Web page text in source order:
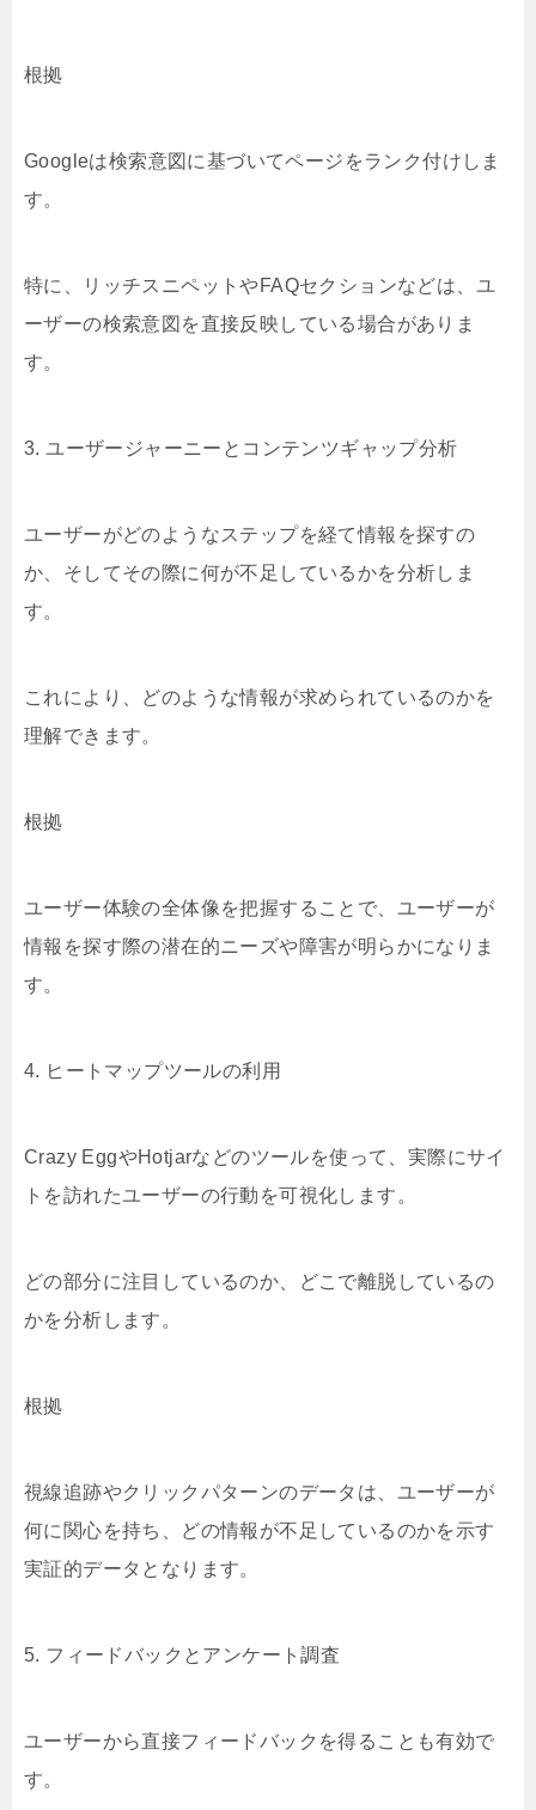
根拠
Googleは検索意図に基づいてページをランク付けしま
す。
特に、リッチスニペットやFAQセクションなどは、ユ
ーザーの検索意図を直接反映している場合がありま
す。
3. ユーザージャーニーとコンテンツギャップ分析
ユーザーがどのようなステップを経て情報を探すの
か、そしてその際に何が不足しているかを分析しま
す。
これにより、どのような情報が求められているのかを
理解できます。
根拠
ユーザー体験の全体像を把握することで、ユーザーが
情報を探す際の潜在的ニーズや障害が明らかになりま
す。
4. ヒートマップツールの利用
Crazy EggやHotjarなどのツールを使って、実際にサイ
トを訪れたユーザーの行動を可視化します。
どの部分に注目しているのか、どこで離脱しているの
かを分析します。
根拠
視線追跡やクリックパターンのデータは、ユーザーが
何に関心を持ち、どの情報が不足しているのかを示す
実証的データとなります。
5. フィードバックとアンケート調査
ユーザーから直接フィードバックを得ることも有効で
す。